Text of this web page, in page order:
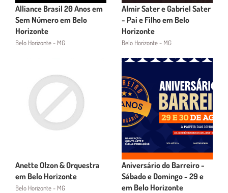
Alliance Brasil 20 Anos em
Sem Número em Belo
Horizonte
Belo Horizonte - MG
Almir Sater e Gabriel Sater
- Pai e Filho em Belo
Horizonte
Belo Horizonte - MG
Anette Olzon & Orquestra
em Belo Horizonte
Belo Horizonte - MG
Aniversário do Barreiro -
Sábado e Domingo - 29 e
em Belo Horizonte